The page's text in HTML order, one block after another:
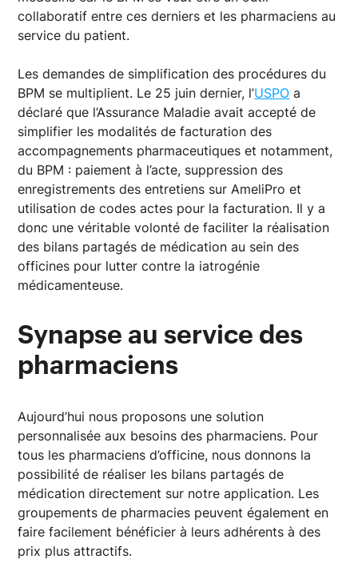
collaboratif entre ces derniers et les pharmaciens au
service du patient.
Les demandes de simplification des procédures du
BPM se multiplient. Le 25 juin dernier, l’USPO a
déclaré que l’Assurance Maladie avait accepté de
simplifier les modalités de facturation des
accompagnements pharmaceutiques et notamment,
du BPM : paiement à l’acte, suppression des
enregistrements des entretiens sur AmeliPro et
utilisation de codes actes pour la facturation. Il y a
donc une véritable volonté de faciliter la réalisation
des bilans partagés de médication au sein des
officines pour lutter contre la iatrogénie
médicamenteuse.
Synapse au service des
pharmaciens
Aujourd’hui nous proposons une solution
personnalisée aux besoins des pharmaciens. Pour
tous les pharmaciens d’officine, nous donnons la
possibilité de réaliser les bilans partagés de
médication directement sur notre application. Les
groupements de pharmacies peuvent également en
faire facilement bénéficier à leurs adhérents à des
prix plus attractifs.